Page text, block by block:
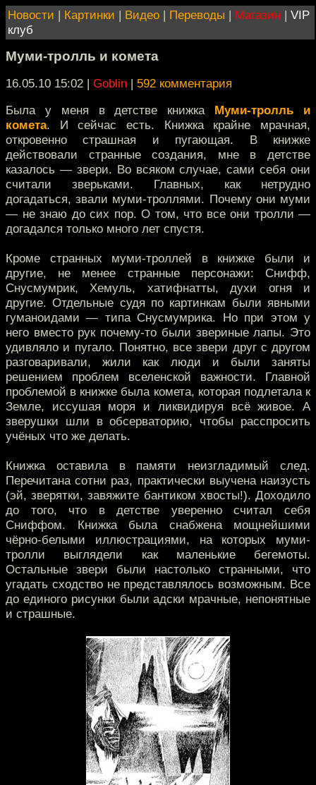
Новости | Картинки | Видео | Переводы | Магазин | VIP
клуб
Муми-тролль и комета
16.05.10 15:02 | Goblin | 592 комментария
Была у меня в детстве книжка Муми-тролль и
комета. И сейчас есть. Книжка крайне мрачная,
откровенно страшная и пугающая. В книжке
действовали странные создания, мне в детстве
казалось — звери. Во всяком случае, сами себя они
считали зверьками. Главных, как нетрудно
догадаться, звали муми-троллями. Почему они муми
— не знаю до сих пор. О том, что все они тролли —
догадался только много лет спустя.
Кроме странных муми-троллей в книжке были и
другие, не менее странные персонажи: Снифф,
Снусмумрик, Хемуль, хатифнатты, духи огня и
другие. Отдельные судя по картинкам были явными
гуманоидами — типа Снусмумрика. Но при этом у
него вместо рук почему-то были звериные лапы. Это
удивляло и пугало. Понятно, все звери друг с другом
разговаривали, жили как люди и были заняты
решением проблем вселенской важности. Главной
проблемой в книжке была комета, которая подлетала к
Земле, иссушая моря и ликвидируя всё живое. А
зверушки шли в обсерваторию, чтобы расcпросить
учёных что же делать.
Книжка оставила в памяти неизгладимый след.
Перечитана сотни раз, практически выучена наизусть
(эй, зверятки, завяжите бантиком хвосты!). Доходило
до того, что в детстве уверенно считал себя
Сниффом. Книжка была снабжена мощнейшими
чёрно-белыми иллюстрациями, на которых муми-
тролли выглядели как маленькие бегемоты.
Остальные звери были настолько странными, что
угадать сходство не представлялось возможным. Все
до единого рисунки были адски мрачные, непонятные
и страшные.